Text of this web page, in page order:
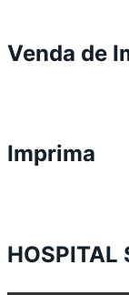
Venda de
Imprima
HOSPITAL